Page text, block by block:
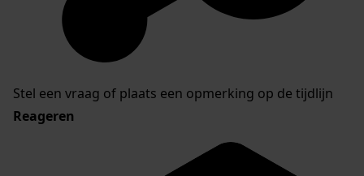
Stel een vraag of plaats een opmerking op de tijdlijn
Reageren